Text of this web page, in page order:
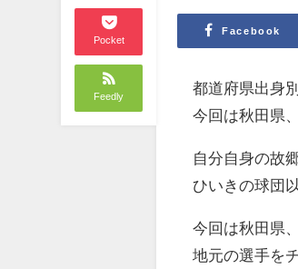
Pocket
Feedly
Facebook
都道府県出身
今回は秋田県
自分自身の故
ひいきの球団
今回は秋田県
地元の選手を